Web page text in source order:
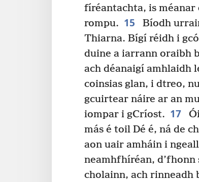
fíréantachta, is
rompu. 15
Bíodh
Thiarna. Bígí réidh i
duine a iarrann oraibh
ach déanaigí amhlaidh
coinsias glan, i dtreo,
gcuirtear náire ar an
iompar i gCríost. 17
más é toil Dé é, ná de
aon uair amháin i
neamhfhíréan,
cholainn, ach rinneadh